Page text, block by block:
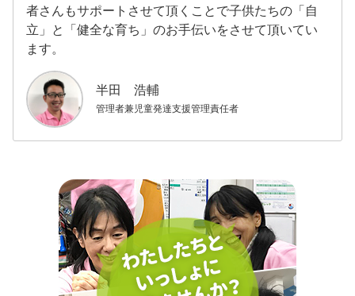
者さんもサポートさせて頂くことで子供たちの「自
立」と「健全な育ち」のお手伝いをさせて頂いてい
ます。
半田 浩輔
管理者兼児童発達支援管理責任者